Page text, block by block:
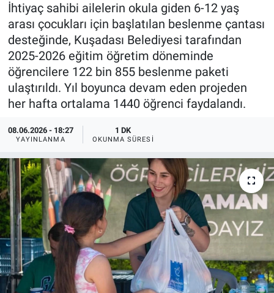
İhtiyaç sahibi ailelerin okula giden 6-12 yaş
arası çocukları için başlatılan beslenme çantası
desteğinde, Kuşadası Belediyesi tarafından
2025-2026 eğitim öğretim döneminde
öğrencilere 122 bin 855 beslenme paketi
ulaştırıldı. Yıl boyunca devam eden projeden
her hafta ortalama 1440 öğrenci faydalandı.
08.06.2026 - 18:27
YAYINLANMA
1 DK
OKUNMA SÜRESI